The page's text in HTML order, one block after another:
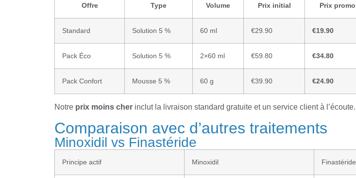
Offre Type Volume Prix initial Prix promo
Standard Solution 5 % 60 ml €29.90 €19.90
Pack Éco Solution 5 % 2×60 ml €59.80 €34.80
Pack Confort Mousse 5 % 60 g €39.90 €24.90
Notre prix moins cher inclut la livraison standard gratuite et un service client à l’écoute.
Comparaison avec d’autres traitements
Minoxidil vs Finastéride
Principe actif Minoxidil Finastéride